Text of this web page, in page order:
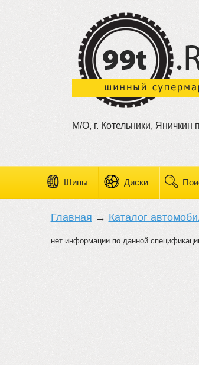
М/О, г. Котельники, Яничкин
Шины Диски
Главная → Каталог
нет информации по данной